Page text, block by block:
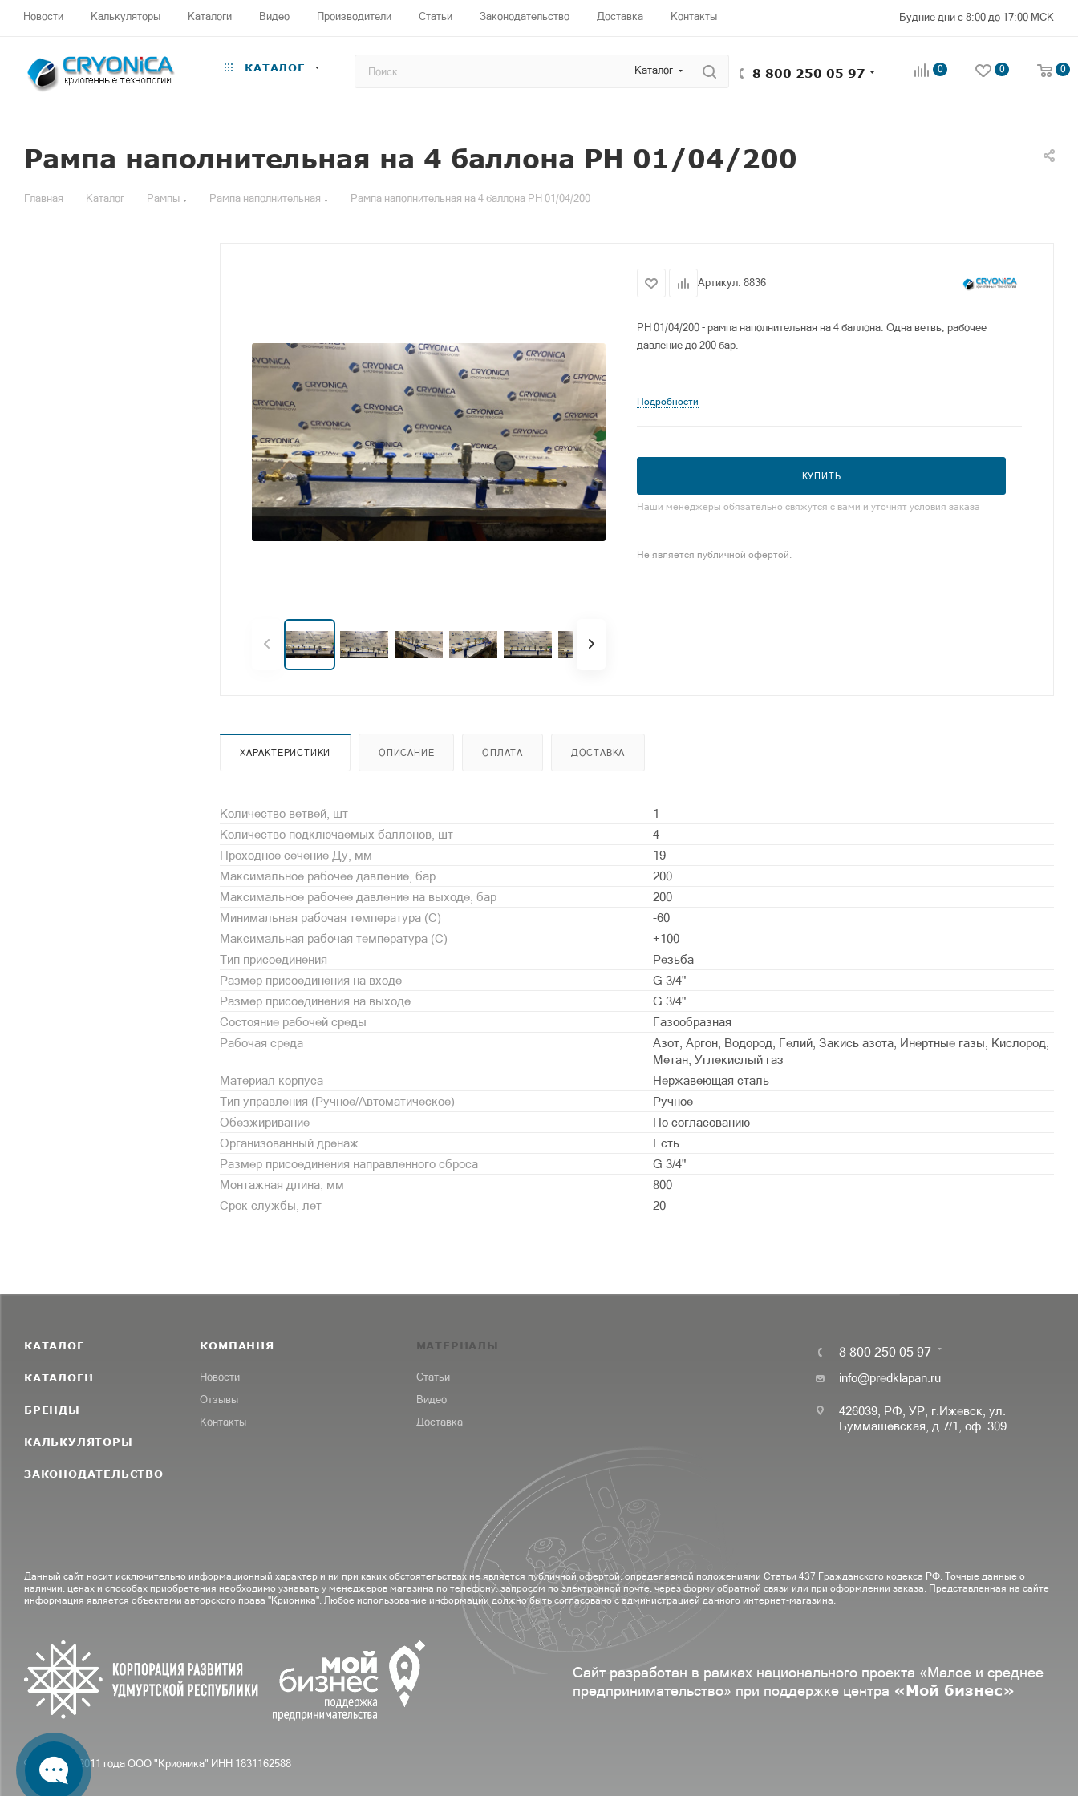
Новости Калькуляторы Каталоги Видео Производители Статьи Законодательство Доставка Контакты Будние дни с 8:00 до 17:00 МСК
КАТАЛОГ Каталог 8 800 250 05 97 0 0 0
Рампа наполнительная на 4 баллона РН 01/04/200
Главная — Каталог — Рампы — Рампа наполнительная — Рампа наполнительная на 4 баллона РН 01/04/200
Артикул: 8836
РН 01/04/200 - рампа наполнительная на 4 баллона. Одна ветвь, рабочее
давление до 200 бар.
Подробности
КУПИТЬ
Наши менеджеры обязательно свяжутся с вами и уточнят условия заказа
Не является публичной офертой.
ХАРАКТЕРИСТИКИ ОПИСАНИЕ ОПЛАТА ДОСТАВКА
Количество ветвей, шт
1
Количество подключаемых баллонов, шт
4
Проходное сечение Ду, мм
19
Максимальное рабочее давление, бар
200
Максимальное рабочее давление на выходе, бар
200
Минимальная рабочая температура (С)
-60
Максимальная рабочая температура (С)
+100
Тип присоединения
Резьба
Размер присоединения на входе
G 3/4"
Размер присоединения на выходе
G 3/4"
Состояние рабочей среды
Газообразная
Рабочая среда
Азот, Аргон, Водород, Гелий, Закись азота, Инертные газы, Кислород,
Метан, Углекислый газ
Материал корпуса
Нержавеющая сталь
Тип управления (Ручное/Автоматическое)
Ручное
Обезжиривание
По согласованию
Организованный дренаж
Есть
Размер присоединения направленного сброса
G 3/4"
Монтажная длина, мм
800
Срок службы, лет
20
КАТАЛОГ
КАТАЛОГИ
БРЕНДЫ
КАЛЬКУЛЯТОРЫ
ЗАКОНОДАТЕЛЬСТВО
КОМПАНИЯ
Новости
Отзывы
Контакты
МАТЕРИАЛЫ
Статьи
Видео
Доставка
8 800 250 05 97
info@predklapan.ru
426039, РФ, УР, г.Ижевск, ул.
Буммашевская, д.7/1, оф. 309
Данный сайт носит исключительно информационный характер и ни при каких обстоятельствах не является публичной офертой, определяемой положениями Статьи 437 Гражданского кодекса РФ. Точные данные о
наличии, ценах и способах приобретения необходимо узнавать у менеджеров магазина по телефону, запросом по электронной почте, через форму обратной связи или при оформлении заказа. Представленная на сайте
информация является объектами авторского права "Крионика". Любое использование информации должно быть согласовано с администрацией данного интернет-магазина.
Сайт разработан в рамках национального проекта «Малое и среднее
предпринимательство» при поддержке центра «Мой бизнес»
© С вами с 2011 года ООО "Крионика" ИНН 1831162588